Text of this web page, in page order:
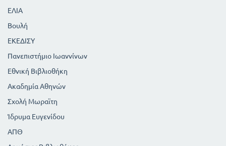
ΕΛΙΑ
Βουλή
ΕΚΕΔΙΣΥ
Πανεπιστήμιο Ιωαννίνων
Εθνική Βιβλιοθήκη
Ακαδημία Αθηνών
Σχολή Μωραϊτη
Ίδρυμα Ευγενίδου
ΑΠΘ